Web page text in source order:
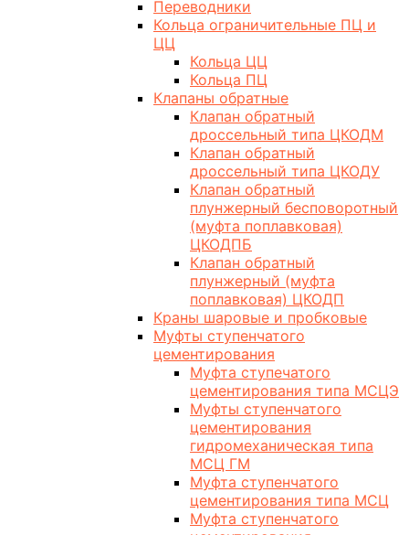
Переводники
Кольца ограничительные ПЦ и
ЦЦ
Кольца ЦЦ
Кольца ПЦ
Клапаны обратные
Клапан обратный
дроссельный типа ЦКОДМ
Клапан обратный
дроссельный типа ЦКОДУ
Клапан обратный
плунжерный бесповоротный
(муфта поплавковая)
ЦКОДПБ
Клапан обратный
плунжерный (муфта
поплавковая) ЦКОДП
Краны шаровые и пробковые
Муфты ступенчатого
цементирования
Муфта ступечатого
цементирования типа МСЦЭ
Муфты ступенчатого
цементирования
гидромеханическая типа
МСЦ ГМ
Муфта ступенчатого
цементирования типа МСЦ
Муфта ступенчатого